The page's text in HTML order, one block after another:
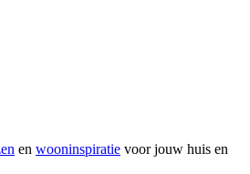
en wooninspiratie voor jouw huis en